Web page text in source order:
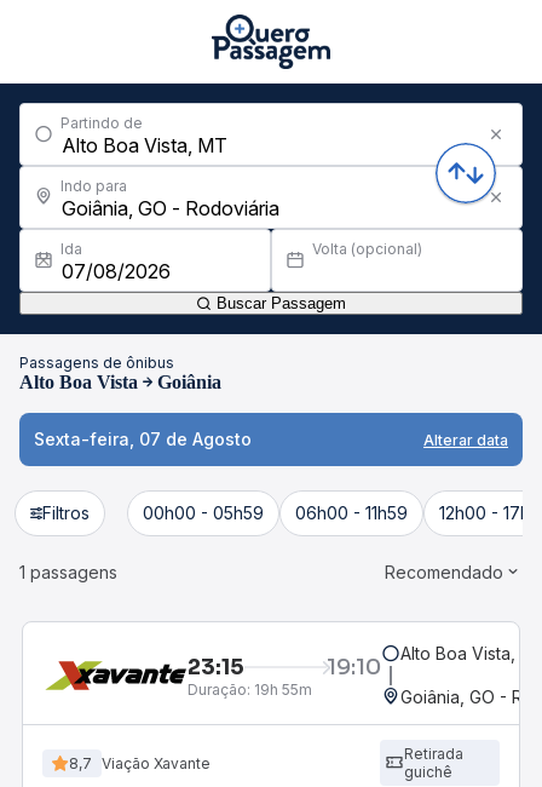
Partindo de
Indo para
Ida Volta (opcional)
Buscar Passagem
Passagens de ônibus
Alto Boa Vista Goiânia
Sexta-feira, 07 de Agosto Alterar data
Filtros 00h00 - 05h59 06h00 - 11h59 12h00 -
1 passagens Recomendado
23:15 19:10
Duração: 19h 55m
Alto Boa Vista,
Goiânia, GO -
8,7 Viação Xavante
Retirada
guichê